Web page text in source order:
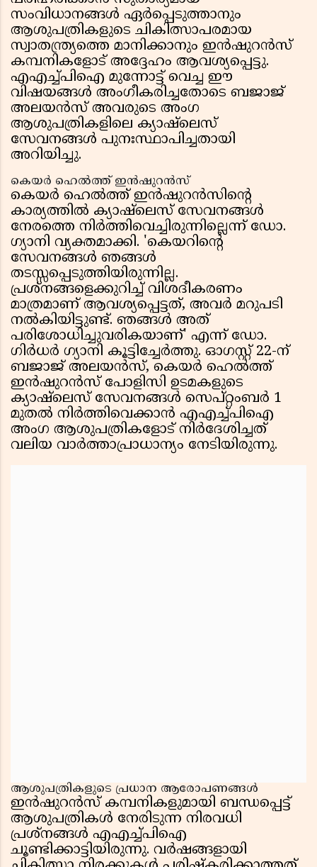
സംവിധാനങ്ങൾ ഏർപ്പെടുത്താനും
ആശുപത്രികളുടെ ചികിത്സാപരമായ
സ്വാതന്ത്ര്യത്തെ മാനിക്കാനും ഇൻഷുറൻസ്
കമ്പനികളോട് അദ്ദേഹം ആവശ്യപ്പെട്ടു.
എഎച്ച്പിഐ മുന്നോട്ട് വെച്ച ഈ
വിഷയങ്ങൾ അംഗീകരിച്ചതോടെ ബജാജ്
അലയൻസ് അവരുടെ അംഗ
ആശുപത്രികളിലെ ക്യാഷ്‌ലെസ്
സേവനങ്ങൾ പുനഃസ്ഥാപിച്ചതായി
അറിയിച്ചു.
കെയർ ഹെൽത്ത് ഇൻഷുറൻസ്
കെയർ ഹെൽത്ത് ഇൻഷുറൻസിൻ്റെ
കാര്യത്തിൽ ക്യാഷ്‌ലെസ് സേവനങ്ങൾ
നേരത്തെ നിർത്തിവെച്ചിരുന്നില്ലെന്ന് ഡോ.
ഗ്യാനി വ്യക്തമാക്കി. 'കെയറിൻ്റെ
സേവനങ്ങൾ ഞങ്ങൾ
തടസ്സപ്പെടുത്തിയിരുന്നില്ല.
പ്രശ്നങ്ങളെക്കുറിച്ച് വിശദീകരണം
മാത്രമാണ് ആവശ്യപ്പെട്ടത്, അവർ മറുപടി
നൽകിയിട്ടുണ്ട്. ഞങ്ങൾ അത്
പരിശോധിച്ചുവരികയാണ്' എന്ന് ഡോ.
ഗിർധർ ഗ്യാനി കൂട്ടിച്ചേർത്തു. ഓഗസ്റ്റ് 22-ന്
ബജാജ് അലയൻസ്, കെയർ ഹെൽത്ത്
ഇൻഷുറൻസ് പോളിസി ഉടമകളുടെ
ക്യാഷ്‌ലെസ് സേവനങ്ങൾ സെപ്റ്റംബർ 1
മുതൽ നിർത്തിവെക്കാൻ എഎച്ച്പിഐ
അംഗ ആശുപത്രികളോട് നിർദേശിച്ചത്
വലിയ വാർത്താപ്രാധാന്യം നേടിയിരുന്നു.
ആശുപത്രികളുടെ പ്രധാന ആരോപണങ്ങൾ
ഇൻഷുറൻസ് കമ്പനികളുമായി ബന്ധപ്പെട്ട്
ആശുപത്രികൾ നേരിടുന്ന നിരവധി
പ്രശ്നങ്ങൾ എഎച്ച്പിഐ
ചൂണ്ടിക്കാട്ടിയിരുന്നു. വർഷങ്ങളായി